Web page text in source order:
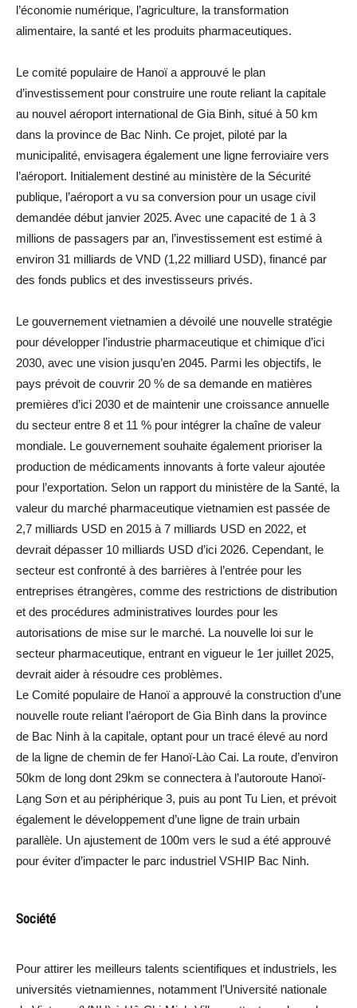
l’économie numérique, l’agriculture, la transformation
alimentaire, la santé et les produits pharmaceutiques.
Le comité populaire de Hanoï a approuvé le plan
d’investissement pour construire une route reliant la capitale
au nouvel aéroport international de Gia Binh, situé à 50 km
dans la province de Bac Ninh. Ce projet, piloté par la
municipalité, envisagera également une ligne ferroviaire vers
l’aéroport. Initialement destiné au ministère de la Sécurité
publique, l’aéroport a vu sa conversion pour un usage civil
demandée début janvier 2025. Avec une capacité de 1 à 3
millions de passagers par an, l’investissement est estimé à
environ 31 milliards de VND (1,22 milliard USD), financé par
des fonds publics et des investisseurs privés.
Le gouvernement vietnamien a dévoilé une nouvelle stratégie
pour développer l’industrie pharmaceutique et chimique d’ici
2030, avec une vision jusqu’en 2045. Parmi les objectifs, le
pays prévoit de couvrir 20 % de sa demande en matières
premières d’ici 2030 et de maintenir une croissance annuelle
du secteur entre 8 et 11 % pour intégrer la chaîne de valeur
mondiale. Le gouvernement souhaite également prioriser la
production de médicaments innovants à forte valeur ajoutée
pour l’exportation. Selon un rapport du ministère de la Santé, la
valeur du marché pharmaceutique vietnamien est passée de
2,7 milliards USD en 2015 à 7 milliards USD en 2022, et
devrait dépasser 10 milliards USD d’ici 2026. Cependant, le
secteur est confronté à des barrières à l’entrée pour les
entreprises étrangères, comme des restrictions de distribution
et des procédures administratives lourdes pour les
autorisations de mise sur le marché. La nouvelle loi sur le
secteur pharmaceutique, entrant en vigueur le 1er juillet 2025,
devrait aider à résoudre ces problèmes.
Le Comité populaire de Hanoï a approuvé la construction d’une
nouvelle route reliant l’aéroport de Gia Bình dans la province
de Bac Ninh à la capitale, optant pour un tracé élevé au nord
de la ligne de chemin de fer Hanoï-Lào Cai. La route, d’environ
50km de long dont 29km se connectera à l’autoroute Hanoï-
Lạng Sơn et au périphérique 3, puis au pont Tu Lien, et prévoit
également le développement d’une ligne de train urbain
parallèle. Un ajustement de 100m vers le sud a été approuvé
pour éviter d’impacter le parc industriel VSHIP Bac Ninh.
Société
Pour attirer les meilleurs talents scientifiques et industriels, les
universités vietnamiennes, notamment l’Université nationale